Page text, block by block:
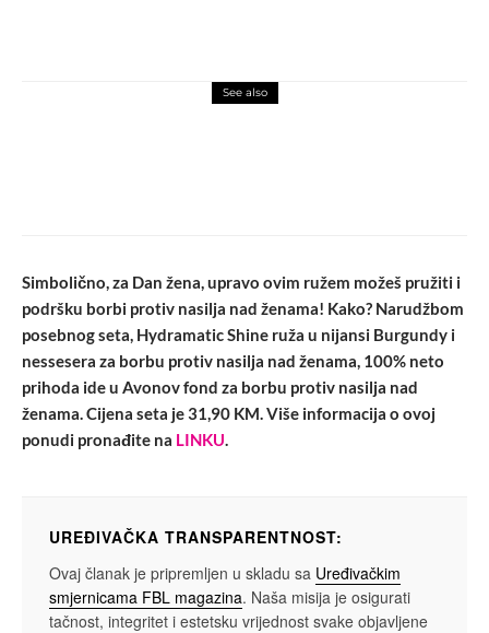
See also
Simbolično, za Dan žena, upravo ovim ružem možeš pružiti i
podršku borbi protiv nasilja nad ženama! Kako? Narudžbom
posebnog seta, Hydramatic Shine ruža u nijansi Burgundy i
nessesera za borbu protiv nasilja nad ženama, 100% neto
prihoda ide u Avonov fond za borbu protiv nasilja nad
ženama. Cijena seta je 31,90 KM. Više informacija o ovoj
ponudi pronađite na LINKU.
UREĐIVAČKA TRANSPARENTNOST:
Ovaj članak je pripremljen u skladu sa Uređivačkim
smjernicama FBL magazina. Naša misija je osigurati
tačnost, integritet i estetsku vrijednost svake objavljene